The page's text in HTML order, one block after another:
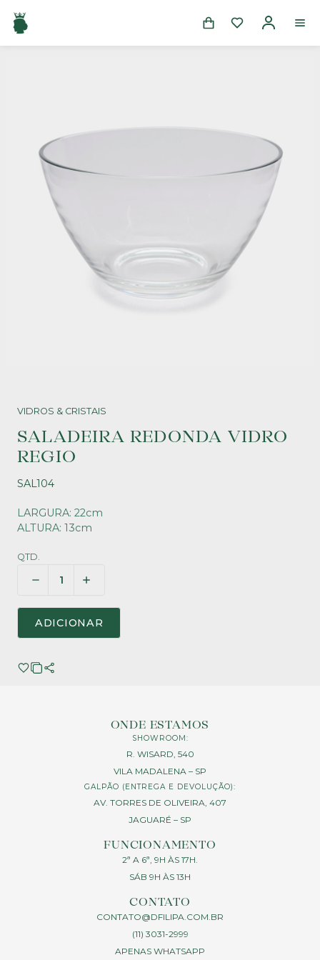
VIDROS & CRISTAIS
SALADEIRA REDONDA VIDRO
REGIO
SAL104
LARGURA: 22cm
ALTURA: 13cm
QTD.
ADICIONAR
ONDE ESTAMOS
SHOWROOM:
R. WISARD, 540
VILA MADALENA – SP
GALPÃO (ENTREGA E DEVOLUÇÃO):
AV. TORRES DE OLIVEIRA, 407
JAGUARÉ – SP
FUNCIONAMENTO
2ª A 6ª, 9H ÀS 17H.
SÁB 9H ÀS 13H
CONTATO
CONTATO@DFILIPA.COM.BR
(11) 3031-2999
APENAS WHATSAPP